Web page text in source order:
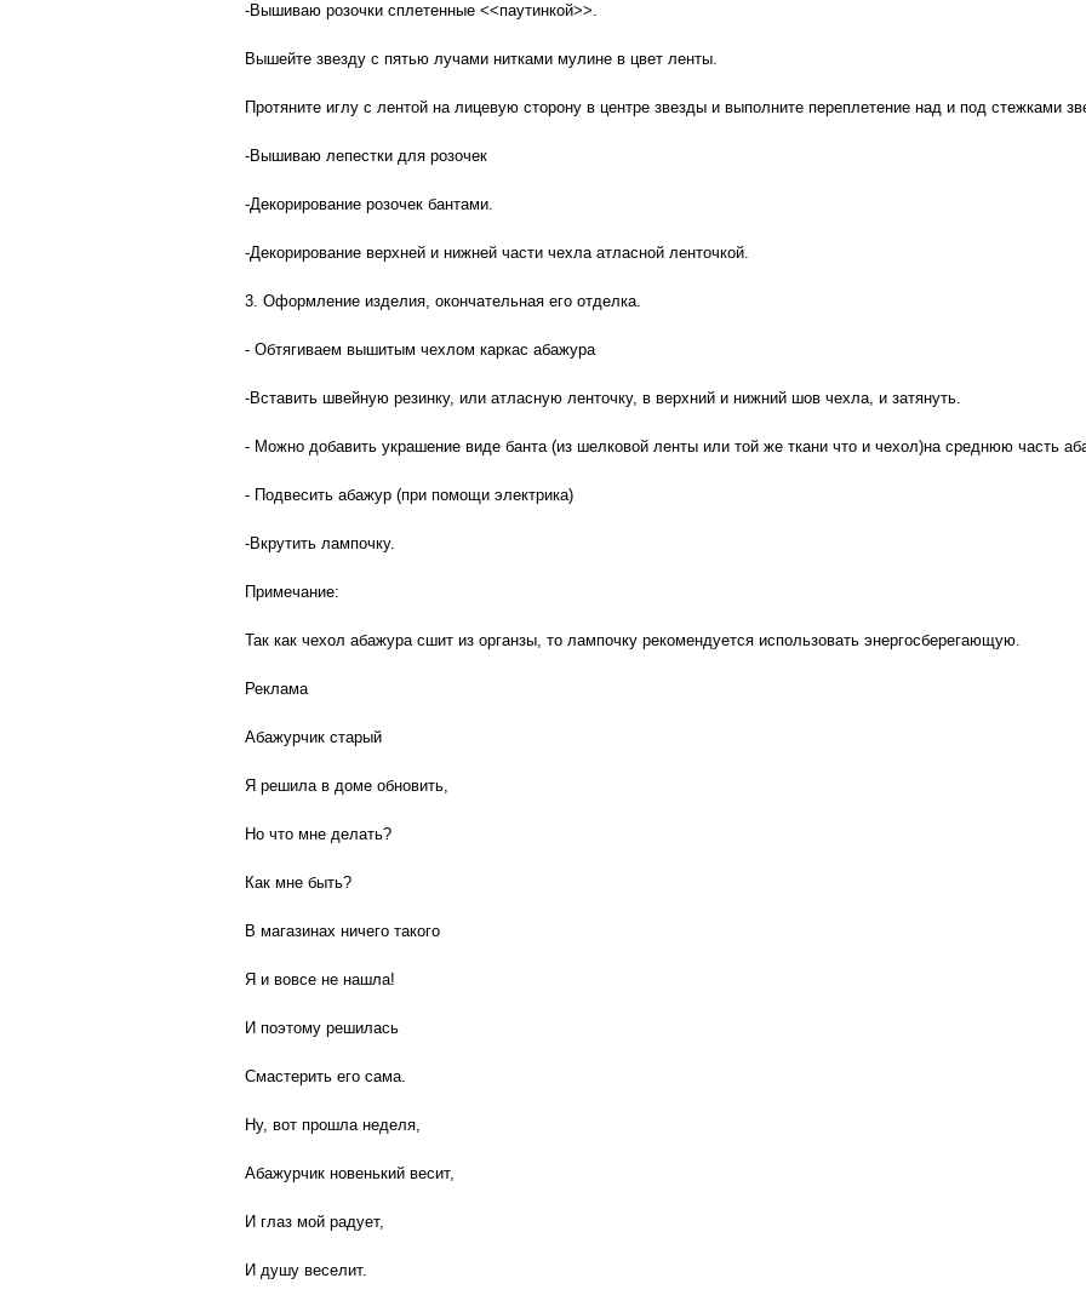
-Вышиваю розочки сплетенные <<паутинкой>>.
Вышейте звезду с пятью лучами нитками мулине в цвет ленты.
Протяните иглу с лентой на лицевую сторону в центре звезды и выполните переплетение над и под стежками
-Вышиваю лепестки для розочек
-Декорирование розочек бантами.
-Декорирование верхней и нижней части чехла атласной ленточкой.
3. Оформление изделия, окончательная его отделка.
- Обтягиваем вышитым чехлом каркас абажура
-Вставить швейную резинку, или атласную ленточку, в верхний и нижний шов чехла, и затянуть.
- Можно добавить украшение виде банта (из шелковой ленты или той же ткани что и чехол)на среднюю часть
- Подвесить абажур (при помощи электрика)
-Вкрутить лампочку.
Примечание:
Так как чехол абажура сшит из органзы, то лампочку рекомендуется использовать энергосберегающую.
Реклама
Абажурчик старый
Я решила в доме обновить,
Но что мне делать?
Как мне быть?
В магазинах ничего такого
Я и вовсе не нашла!
И поэтому решилась
Смастерить его сама.
Ну, вот прошла неделя,
Абажурчик новенький весит,
И глаз мой радует,
И душу веселит.